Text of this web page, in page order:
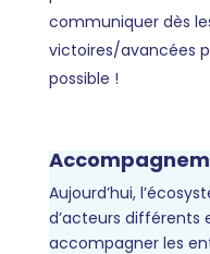
communiquer dès
victoires/avancées
possible !
Aujourd’hui,
d’acteurs
accompagner les